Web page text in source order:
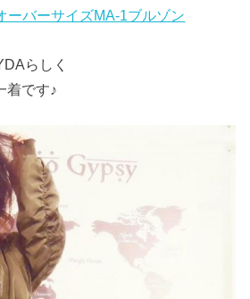
ーバーサイズMA-1ブルゾン
らしく
着です♪